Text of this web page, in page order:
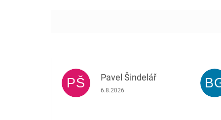
PŠ Pavel Šindelář
Hodnocení obchodu je 5 z 5 hvězdiček.
6.8.2026